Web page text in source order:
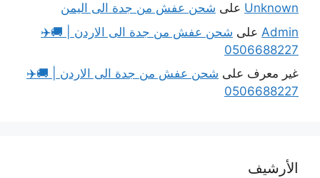
Unknown على شحن عفش من جدة الى اليمن
Admin على شحن عفش من جدة الى الاردن | 🚚✈️
0506688227
غير معرف على شحن عفش من جدة الى الاردن | 🚚✈️
0506688227
الأرشيف